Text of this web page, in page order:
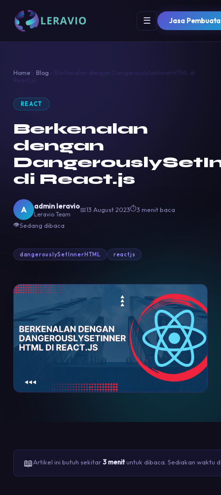
☰ Jasa
Home» Blog » Berkenalan dengan DangerouslySetInnerHTML di
React.js
REACT
Berkenalan
dengan
di React.js
A admin leravio
Leravio Team
📅13 August 2023⏱3 menit baca
👁Sedang dibaca
dangerouslySetInnerHTML reactjs
📖Artikel ini butuh sekitar3 menituntuk dibaca. Sediakan waktu